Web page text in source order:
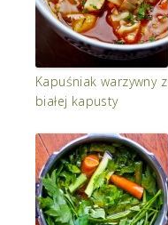
Kapuśniak warzywny z
białej kapusty